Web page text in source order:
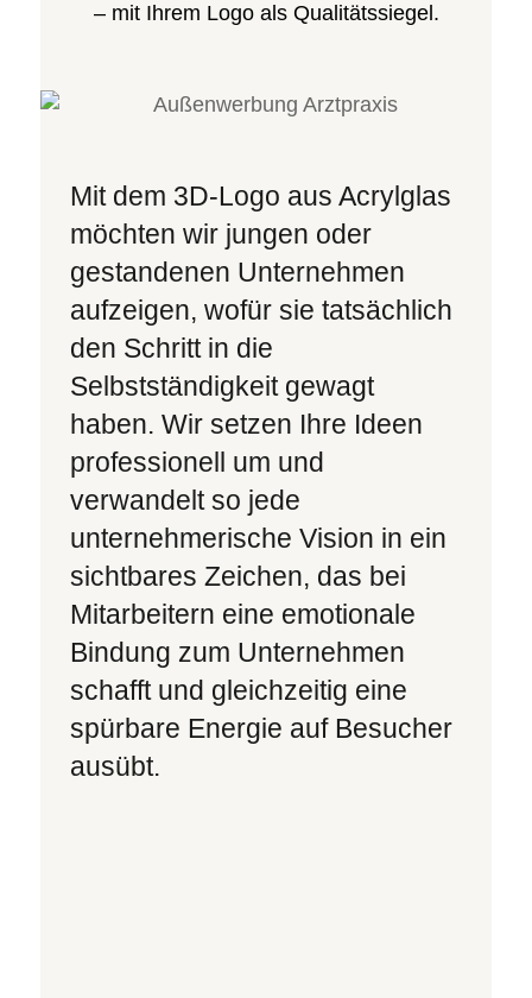
– mit Ihrem Logo als Qualitätssiegel.
Mit dem 3D-Logo aus Acrylglas
möchten wir jungen oder
gestandenen Unternehmen
aufzeigen, wofür sie tatsächlich
den Schritt in die
Selbstständigkeit gewagt
haben. Wir setzen Ihre Ideen
professionell um und
verwandelt so jede
unternehmerische Vision in ein
sichtbares Zeichen, das bei
Mitarbeitern eine emotionale
Bindung zum Unternehmen
schafft und gleichzeitig eine
spürbare Energie auf Besucher
ausübt.